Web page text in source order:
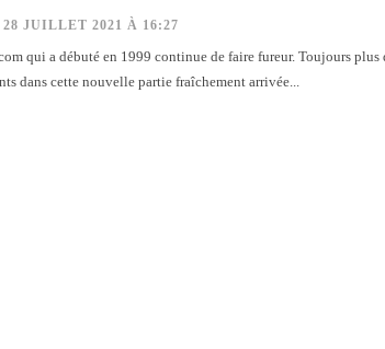
JUILLET 2021 À 16:27
qui a débuté en 1999 continue de faire fureur. Toujours plus
dans cette nouvelle partie fraîchement arrivée...